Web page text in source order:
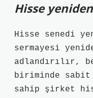
Hisse
Hisse senedi
sermayesi
adlandırılır,
biriminde sabit
sahip şirket